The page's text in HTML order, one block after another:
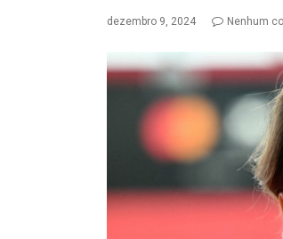
dezembro 9, 2024 Nenhum